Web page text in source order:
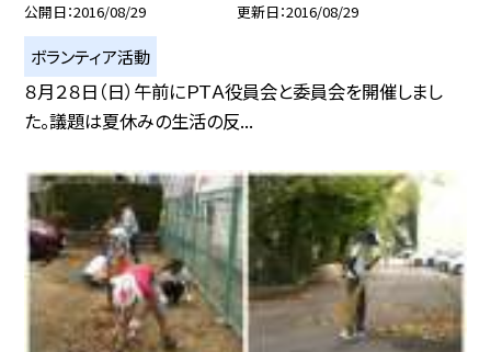
公開日 2016/08/29 更新日 2016/08/29
ボランティア活動
８月２８日（日）午前にＰＴＡ役員会と委員会を開催しまし
た。議題は夏休みの生活の反...